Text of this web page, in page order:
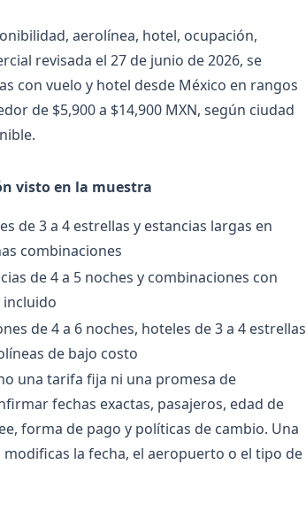
aerolínea, hotel, ocupación,
revisada el 27 de junio de 2026, se
con vuelo y hotel desde México en rangos
de $5,900 a $14,900 MXN, según ciudad
visto en la muestra
de 3 a 4 estrellas y estancias largas en
combinaciones
de 4 a 5 noches y combinaciones con
incluido
de 4 a 6 noches, hoteles de 3 a 4 estrellas
de bajo costo
una tarifa fija ni una promesa de
fechas exactas, pasajeros, edad de
forma de pago y políticas de cambio. Una
la fecha, el aeropuerto o el tipo de